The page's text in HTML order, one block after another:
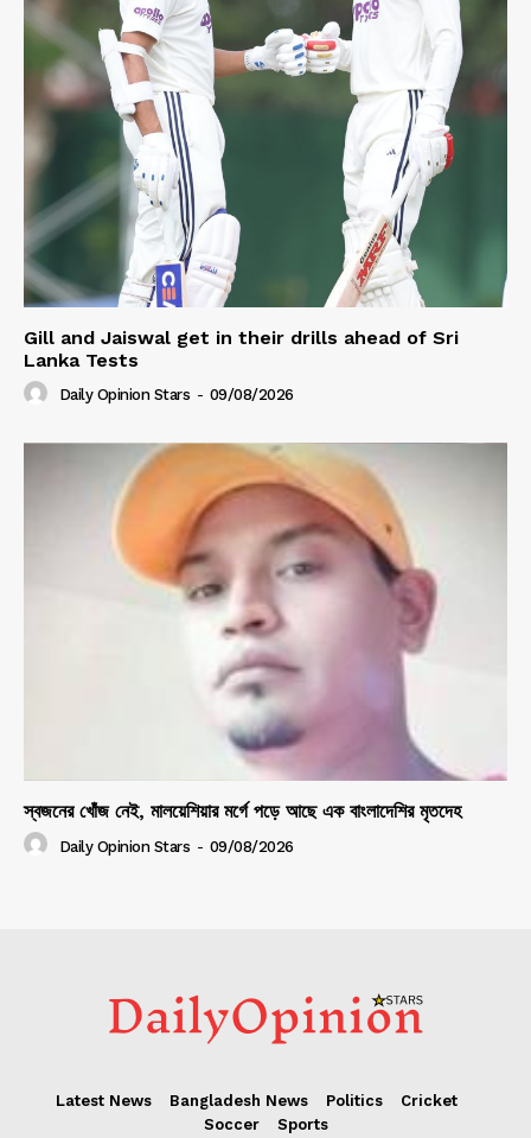
Gill and Jaiswal get in their drills ahead of Sri
Lanka Tests
Daily Opinion Stars - 09/08/2026
স্বজনের খোঁজ নেই, মালয়েশিয়ার মর্গে পড়ে আছে এক বাংলাদেশির মৃতদেহ
Daily Opinion Stars - 09/08/2026
Latest News Bangladesh News Politics
Cricket
Soccer
Sports